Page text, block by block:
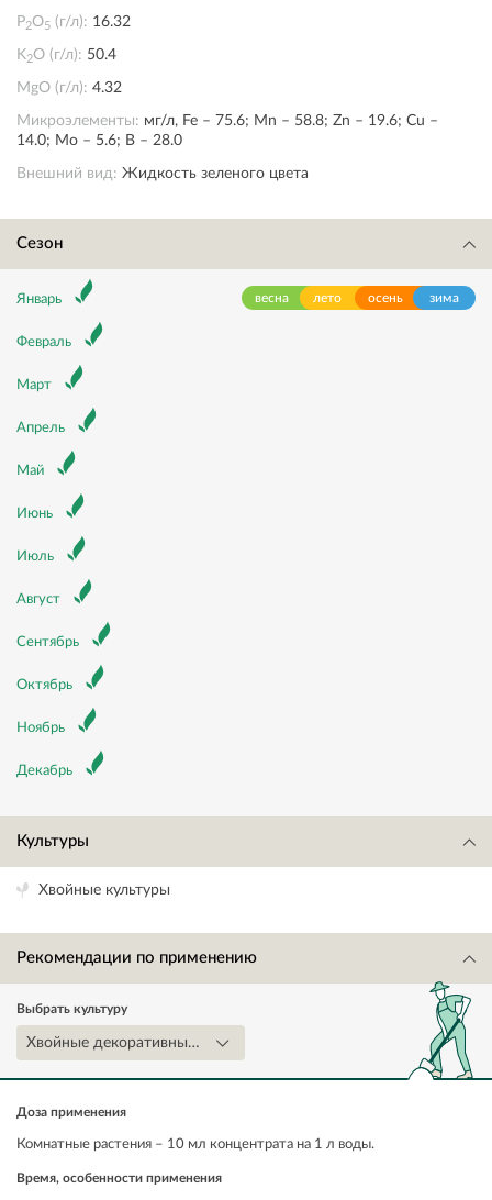
P2O5 (г/л): 16.32
K2O (г/л): 50.4
MgO (г/л): 4.32
Микроэлементы: мг/л, Fe – 75.6; Mn – 58.8; Zn – 19.6; Cu –
14.0; Mo – 5.6; B – 28.0
Внешний вид: Жидкость зеленого цвета
Сезон
весна лето осень зима
Январь
Февраль
Март
Апрель
Май
Июнь
Июль
Август
Сентябрь
Октябрь
Ноябрь
Декабрь
Культуры
Хвойные культуры
Рекомендации по применению
Выбрать культуру
Хвойные декоративные комнатные растения
Доза применения
Комнатные растения – 10 мл концентрата на 1 л воды.
Время, особенности применения